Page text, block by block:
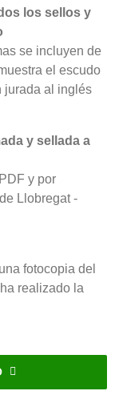
los sellos y
se incluyen de
el escudo
jurada al inglés
y sellada a
y por
Llobregat -
fotocopia del
realizado la